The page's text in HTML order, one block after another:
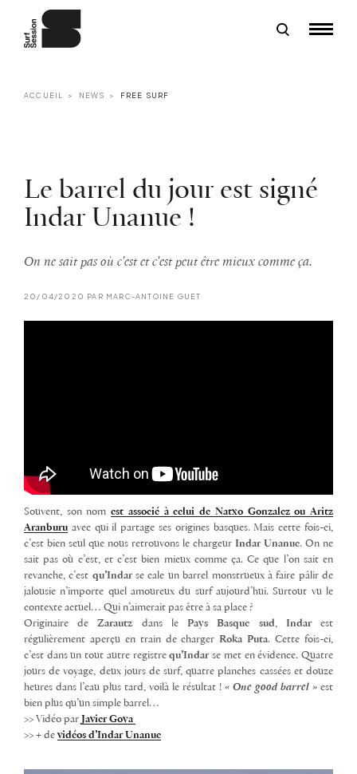
ACCUEIL NEWS FREE SURF
Le barrel du jour est signé
Indar Unanue !
On ne sait pas où c'est et c'est peut être mieux comme ça.
20/04/2020 PAR MARC-ANTOINE GUET
Souvent, son nomest associé à celui de Natxo Gonzalez ou Aritz
Aranburu avec qui il partage ses origines basques. Mais cette fois-ci,
c’est bien seul que nous retrouvons le chargeur Indar Unanue. On ne
sait pas où c’est, et c’est bien mieux comme ça. Ce que l’on sait en
revanche, c’est qu’Indarse cale un barrel monstrueux à faire pâlir de
jalousie n’importe quel amoureux du surf aujourd’hui. Surtout vu le
contexte actuel… Qui n’aimerait pas être à sa place ?
Originaire deZarautz dans lePays Basque sud , Indarest
régulièrement aperçu en train de chargerRoka Puta. Cette fois-ci,
c’est dans un tout autre registrequ’Indarse met en évidence. Quatre
jours de voyage, deux jours de surf, quatre planches cassées et douze
heures dans l’eau plus tard, voilà le résultat ! « One good barrel » est
bien plus qu’un simple barrel…
>> Vidéo par Javier Goya
>> + de vidéos d’Indar Unanue